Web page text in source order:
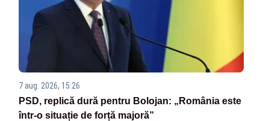
7 aug. 2026, 15:26
PSD, replică dură pentru Bolojan: „România este
într-o situație de forță majoră”